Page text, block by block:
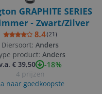
GRAPHITE SERIES
- Zwart/Zilver
8.4(21)
Diersoort: Anders
product: Anders
€ 39,50
-18%
4 prijzen
naar goedkoopste